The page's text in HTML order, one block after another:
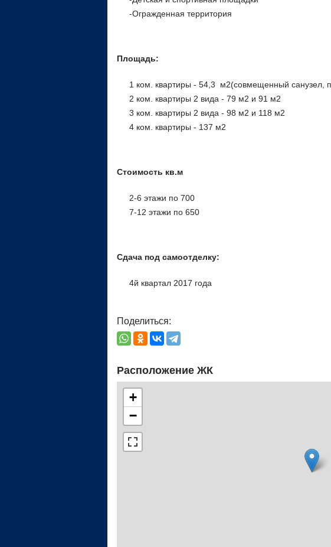
-Огражденная территория
Площадь:
1 ком. квартиры - 54,3 м2(совмещенный санузел,
2 ком. квартиры 2 вида - 79 м2 и 91 м2
3 ком. квартиры 2 вида - 98 м2 и 118 м2
4 ком. квартиры - 137 м2
Стоимость кв.м
2-6 этажи по 700
7-12 этажи по 650
Сдача под самоотделку:
4й квартал 2017 года
Поделиться:
Расположение ЖК
+
−